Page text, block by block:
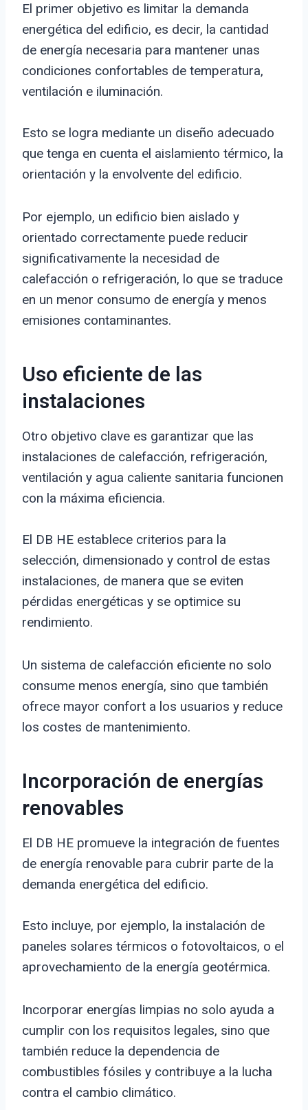
El primer objetivo es limitar la demanda
energética del edificio, es decir, la cantidad
de energía necesaria para mantener unas
condiciones confortables de temperatura,
ventilación e iluminación.
Esto se logra mediante un diseño adecuado
que tenga en cuenta el aislamiento térmico, la
orientación y la envolvente del edificio.
Por ejemplo, un edificio bien aislado y
orientado correctamente puede reducir
significativamente la necesidad de
calefacción o refrigeración, lo que se traduce
en un menor consumo de energía y menos
emisiones contaminantes.
Uso eficiente de las
instalaciones
Otro objetivo clave es garantizar que las
instalaciones de calefacción, refrigeración,
ventilación y agua caliente sanitaria funcionen
con la máxima eficiencia.
El DB HE establece criterios para la
selección, dimensionado y control de estas
instalaciones, de manera que se eviten
pérdidas energéticas y se optimice su
rendimiento.
Un sistema de calefacción eficiente no solo
consume menos energía, sino que también
ofrece mayor confort a los usuarios y reduce
los costes de mantenimiento.
Incorporación de energías
renovables
El DB HE promueve la integración de fuentes
de energía renovable para cubrir parte de la
demanda energética del edificio.
Esto incluye, por ejemplo, la instalación de
paneles solares térmicos o fotovoltaicos, o el
aprovechamiento de la energía geotérmica.
Incorporar energías limpias no solo ayuda a
cumplir con los requisitos legales, sino que
también reduce la dependencia de
combustibles fósiles y contribuye a la lucha
contra el cambio climático.